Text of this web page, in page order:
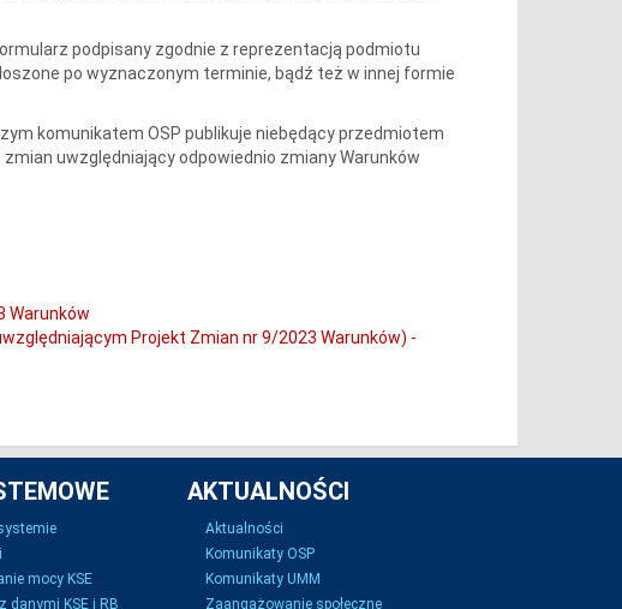
podpisany zgodnie z reprezentacją podmiotu
po wyznaczonym terminie, bądź też w innej formie
komunikatem OSP publikuje niebędący przedmiotem
uwzględniający odpowiednio zmiany Warunków
Warunków
Projekt Zmian nr 9/2023 Warunków) -
mocy KSE
danymi KSE i RB
AKTUALNOŚCI
Aktualności
Komunikaty OSP
Komunikaty UMM
Zaangażowanie społeczne